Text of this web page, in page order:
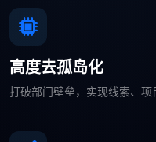
高度去孤岛化
打破部门壁垒，实现线索、项